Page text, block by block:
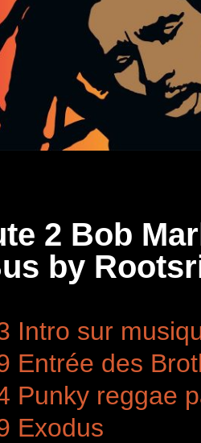
2 Bob
by
Intro sur
Entrée des
Punky reggae
Exodus